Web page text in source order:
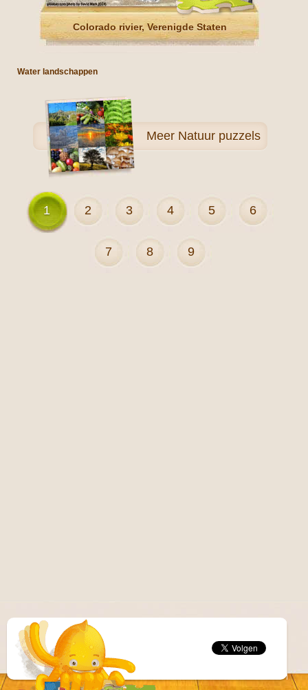
Colorado rivier, Verenigde Staten
Water landschappen
Meer Natuur puzzels
1 2 3 4 5 6
7 8 9